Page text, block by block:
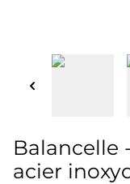
Balancelle
acier